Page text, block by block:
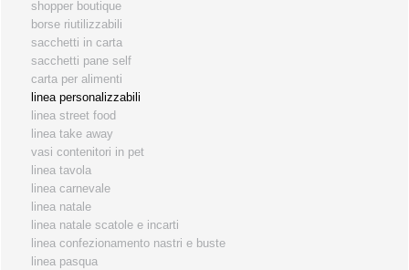
i partners
servizio clienti
fiere
shopper boutique
borse riutilizzabili
sacchetti in carta
sacchetti pane self
carta per alimenti
linea personalizzabili
linea street food
linea take away
vasi contenitori in pet
linea tavola
linea carnevale
linea natale
linea natale scatole e incarti
linea confezionamento nastri e buste
linea pasqua